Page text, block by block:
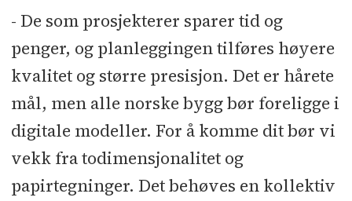
- De som prosjekterer sparer tid og
penger, og planleggingen tilføres høyere
kvalitet og større presisjon. Det er hårete
mål, men alle norske bygg bør foreligge i
digitale modeller. For å komme dit bør vi
vekk fra todimensjonalitet og
papirtegninger. Det behøves en kollektiv